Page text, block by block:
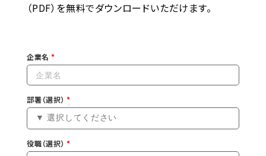
（PDF）を無料でダウンロードいただけます。
企業名
部署（選択）
役職（選択）